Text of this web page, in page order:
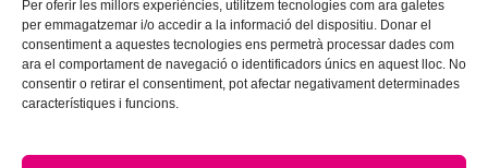
Per oferir les millors experiències, utilitzem tecnologies com ara galetes
per emmagatzemar i/o accedir a la informació del dispositiu. Donar el
consentiment a aquestes tecnologies ens permetrà processar dades com
ara el comportament de navegació o identificadors únics en aquest lloc. No
consentir o retirar el consentiment, pot afectar negativament determinades
característiques i funcions.